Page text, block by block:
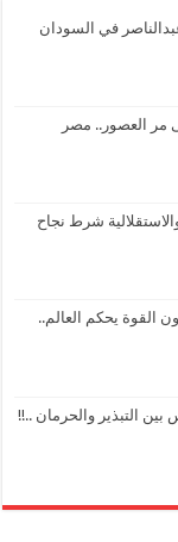
في السودان
مر العصور.. مصر
شرط نجاح
القوة يحكم العالم..
التبذير والحرمان ..!!